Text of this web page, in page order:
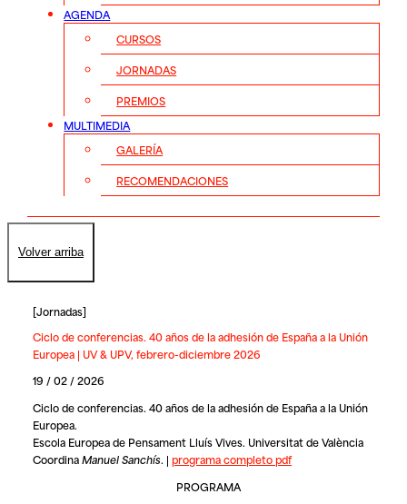
AGENDA
CURSOS
JORNADAS
PREMIOS
MULTIMEDIA
GALERÍA
RECOMENDACIONES
Volver arriba
[Jornadas]
Ciclo de conferencias. 40 años de la adhesión de España a la Unión
Europea | UV & UPV, febrero-diciembre 2026
19 / 02 / 2026
Ciclo de conferencias. 40 años de la adhesión de España a la Unión
Europea.
Escola Europea de Pensament Lluís Vives. Universitat de València
CoordinaManuel Sanchís. | programa completo pdf
PROGRAMA